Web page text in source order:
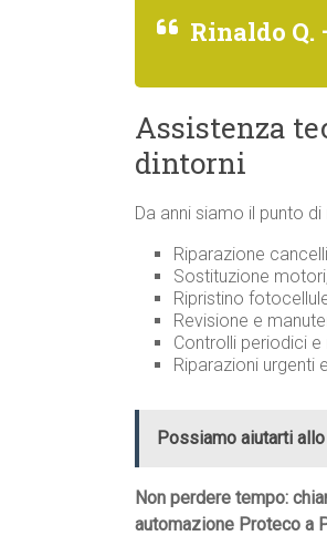
Rinaldo Q.
Assistenza
dintorni
Da anni siamo il punto
Riparazione
Sostituzione
Ripristino
Revisione e
Controlli periodici
Riparazioni urgenti
Possiamo aiutarti
Non perdere tempo:
automazione Proteco a